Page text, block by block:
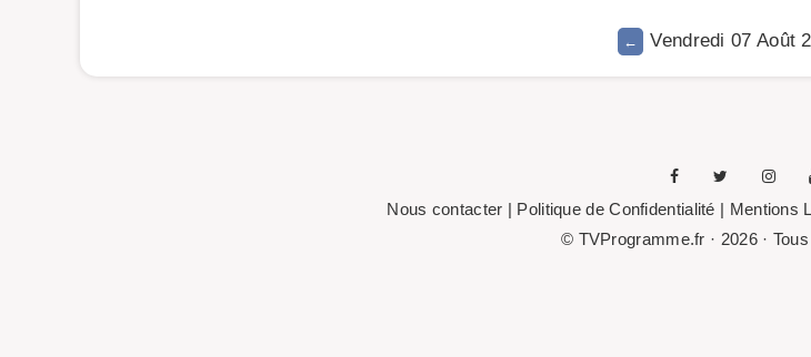
Vendredi 07 Août
Nous contacter | Politique de Confidentialité | Mentions
© TVProgramme.fr · 2026 ·